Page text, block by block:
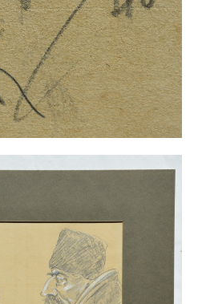
und Linie
1986) Maler und
1984) Malerei und Grafik